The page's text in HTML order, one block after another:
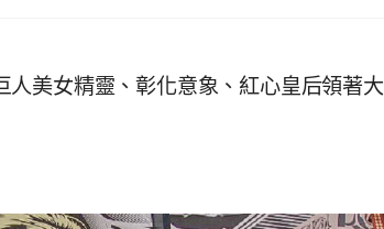
美女精靈、彰化意象、紅心皇后領著大